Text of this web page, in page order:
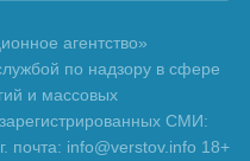
агентство»
по надзору в сфере
и массовых
СМИ:
info@verstov.info 18+